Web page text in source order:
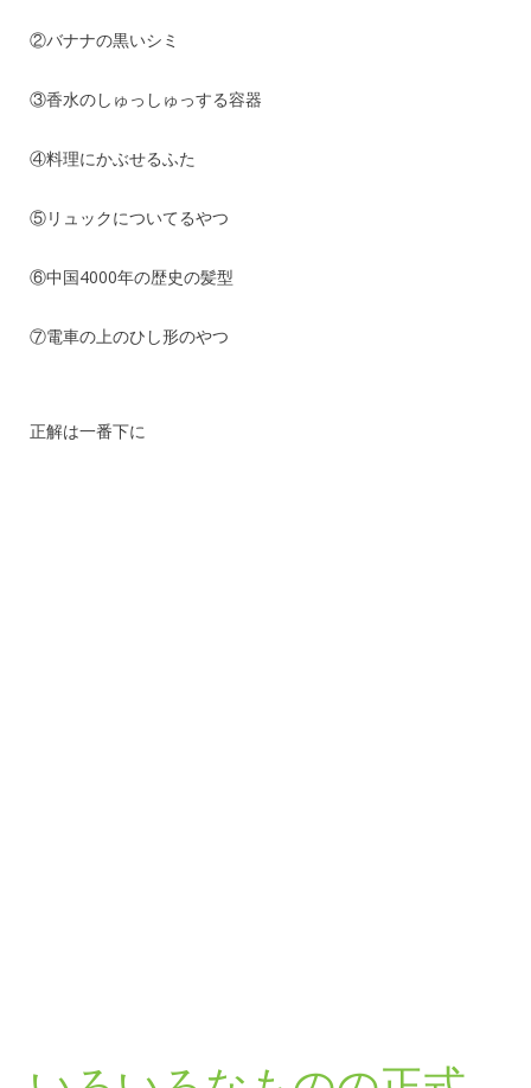
②バナナの黒いシミ
③香水のしゅっしゅっする容器
④料理にかぶせるふた
⑤リュックについてるやつ
⑥中国4000年の歴史の髪型
⑦電車の上のひし形のやつ
正解は一番下に